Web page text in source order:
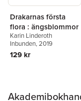
Drakarnas första
flora : ängsblommor
Karin Linderoth
Inbunden, 2019
129 kr